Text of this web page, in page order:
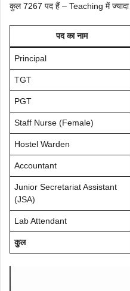
कुल 7267 पद हैं – Teaching में
पद का नाम
Principal
TGT
PGT
Staff Nurse (Female)
Hostel Warden
Accountant
Junior Secretariat Assistant
(JSA)
Lab Attendant
कुल